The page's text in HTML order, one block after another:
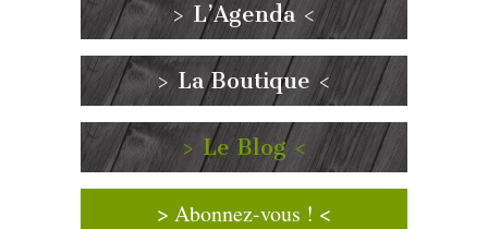
> L’Agenda <
> La Boutique <
> Le Blog <
> Abonnez-vous ! <